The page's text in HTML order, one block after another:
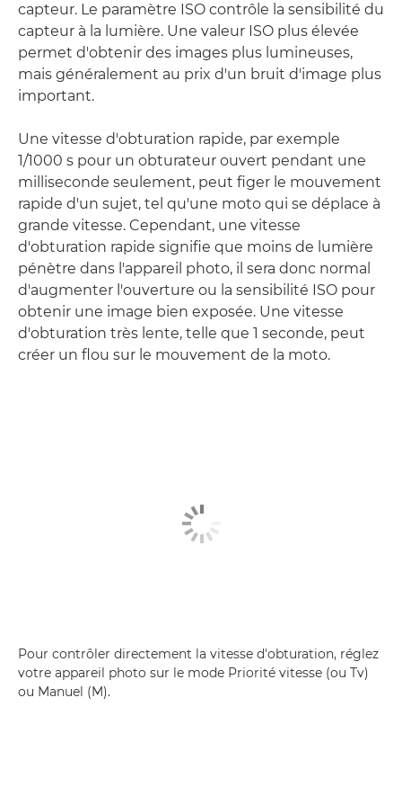
capteur. Le paramètre ISO contrôle la sensibilité du
capteur à la lumière. Une valeur ISO plus élevée
permet d'obtenir des images plus lumineuses,
mais généralement au prix d'un bruit d'image plus
important.
Une vitesse d'obturation rapide, par exemple
1/1000 s pour un obturateur ouvert pendant une
milliseconde seulement, peut figer le mouvement
rapide d'un sujet, tel qu'une moto qui se déplace à
grande vitesse. Cependant, une vitesse
d'obturation rapide signifie que moins de lumière
pénètre dans l'appareil photo, il sera donc normal
d'augmenter l'ouverture ou la sensibilité ISO pour
obtenir une image bien exposée. Une vitesse
d'obturation très lente, telle que 1 seconde, peut
créer un flou sur le mouvement de la moto.
Pour contrôler directement la vitesse d'obturation, réglez
votre appareil photo sur le mode Priorité vitesse (ou Tv)
ou Manuel (M).